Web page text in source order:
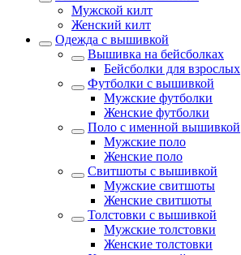
Мужской килт
Женский килт
Одежда с вышивкой
Вышивка на бейсболках
Бейсболки для взрослых
Футболки с вышивкой
Мужские футболки
Женские футболки
Поло с именной вышивкой
Мужские поло
Женские поло
Свитшоты с вышивкой
Мужские свитшоты
Женские свитшоты
Толстовки с вышивкой
Мужские толстовки
Женские толстовки